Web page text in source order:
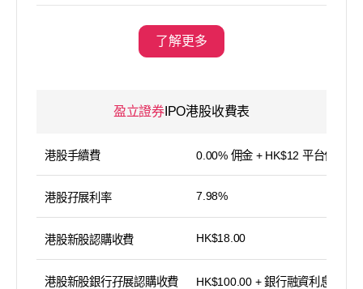
了解更多
盈立證券IPO港股收費表
港股手續費 0.00% 佣金 + HK$12 平台使用費
港股孖展利率 7.98%
港股新股認購收費 HK$18.00
港股新股銀行孖展認購收費 HK$100.00 + 銀行融資利息